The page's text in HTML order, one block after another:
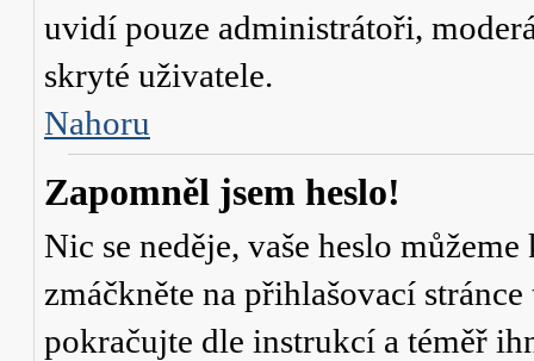
uvidí pouze administrátoři,
skryté uživatele.
Nahoru
Zapomněl jsem heslo!
Nic se neděje, vaše heslo
zmáčkněte na přihlašovací
pokračujte dle instrukcí a téměř